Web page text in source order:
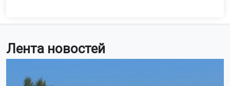
Лента новостей